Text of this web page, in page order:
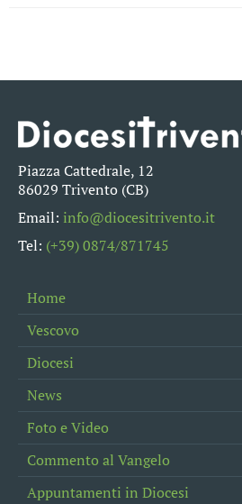
Piazza Cattedrale, 12
86029 Trivento (CB)
Email: info@diocesitrivento.it
Tel: (+39) 0874/871745
Home
Vescovo
Diocesi
News
Foto e Video
Commento al Vangelo
Appuntamenti in Diocesi